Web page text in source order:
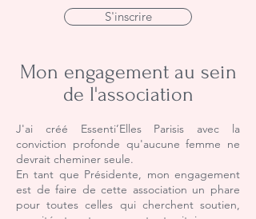
S'inscrire
Mon engagement au sein
de l'association
J'ai créé Essenti’Elles Parisis avec la
conviction profonde qu'aucune femme ne
devrait cheminer seule.
En tant que Présidente, mon engagement
est de faire de cette association un phare
pour toutes celles qui cherchent soutien,